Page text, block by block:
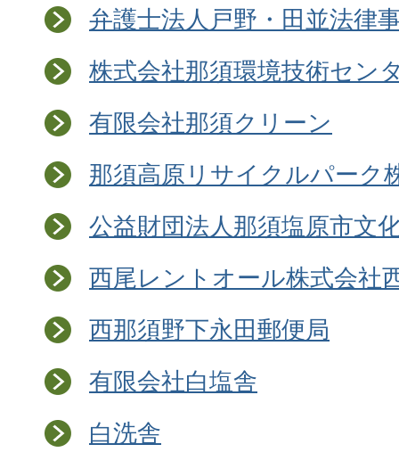
弁護士法人戸野・田並法律
株式会社那須環境技術セン
有限会社那須クリーン
那須高原リサイクルパーク
公益財団法人那須塩原市文
西尾レントオール株式会社
西那須野下永田郵便局
有限会社白塩舎
白洗舎